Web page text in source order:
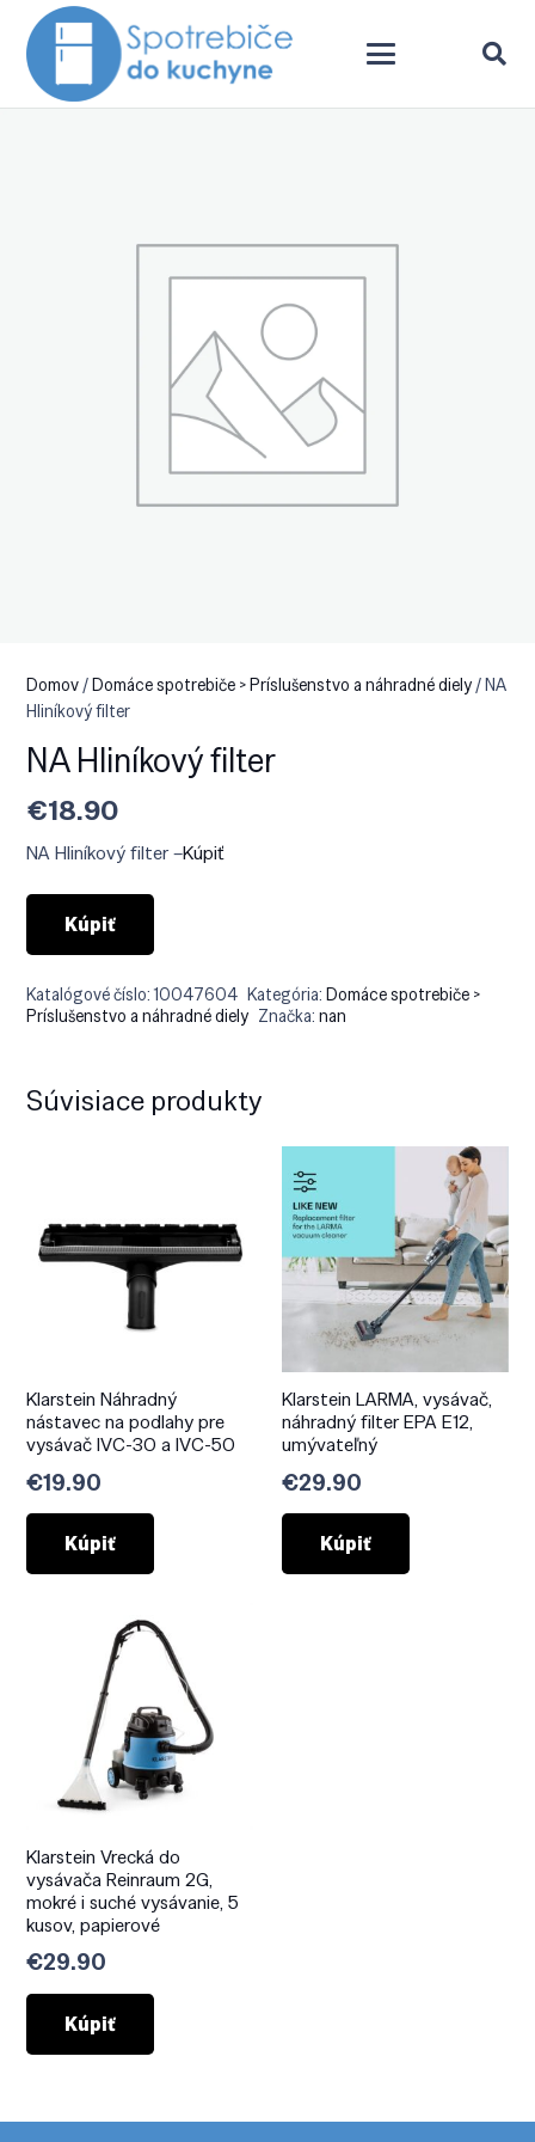
Domov/Domáce spotrebiče > Príslušenstvo a náhradné diely/ NA
Hliníkový filter
NA Hliníkový filter
€18.90
NA Hliníkový filter –Kúpiť
Kúpiť
Katalógové číslo:10047604 Kategória:Domáce spotrebiče >
Príslušenstvo a náhradné diely Značka:nan
Súvisiace produkty
Klarstein Náhradný
nástavec na podlahy pre
vysávač IVC-30 a IVC-50
€19.90
Kúpiť
Klarstein LARMA, vysávač,
náhradný filter EPA E12,
umývateľný
€29.90
Kúpiť
Klarstein Vrecká do
vysávača Reinraum 2G,
mokré i suché vysávanie, 5
kusov, papierové
€29.90
Kúpiť